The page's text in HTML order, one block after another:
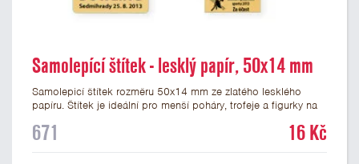
Samolepící štítek - lesklý papír, 50x14 mm
Samolepicí štítek rozměru 50x14 mm ze zlatého lesklého
papíru. Štítek je ideální pro menší poháry, trofeje a figurky na
libovolné logo nebo text. U textu doporučujeme maximálně 3
671 16 Kč